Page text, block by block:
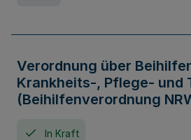
Verordnung über
Krankheits-, Pflege- und
(Beihilfenverordnung
In Kraft